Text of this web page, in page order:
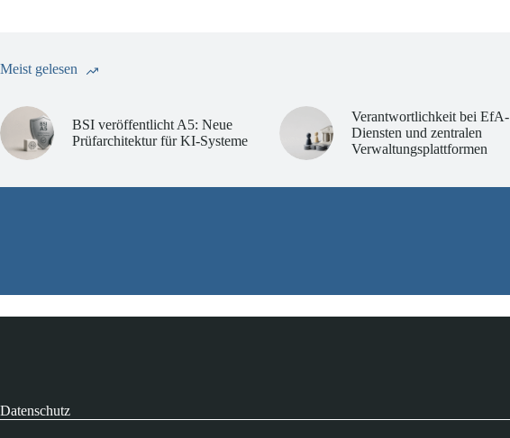
Meist gelesen
BSI veröffentlicht A5: Neue
Prüfarchitektur für KI-Systeme
Verantwortlichkeit bei EfA-
Diensten und zentralen
Verwaltungsplattformen
Datenschutz